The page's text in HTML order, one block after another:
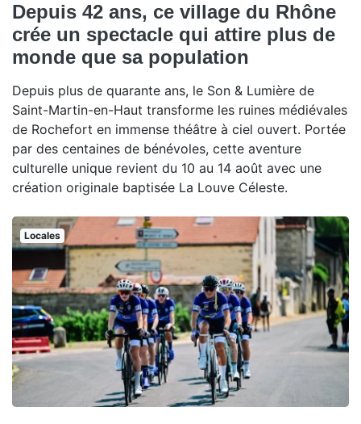
Depuis 42 ans, ce village du Rhône
crée un spectacle qui attire plus de
monde que sa population
Depuis plus de quarante ans, le Son & Lumière de
Saint-Martin-en-Haut transforme les ruines médiévales
de Rochefort en immense théâtre à ciel ouvert. Portée
par des centaines de bénévoles, cette aventure
culturelle unique revient du 10 au 14 août avec une
création originale baptisée La Louve Céleste.
Locales